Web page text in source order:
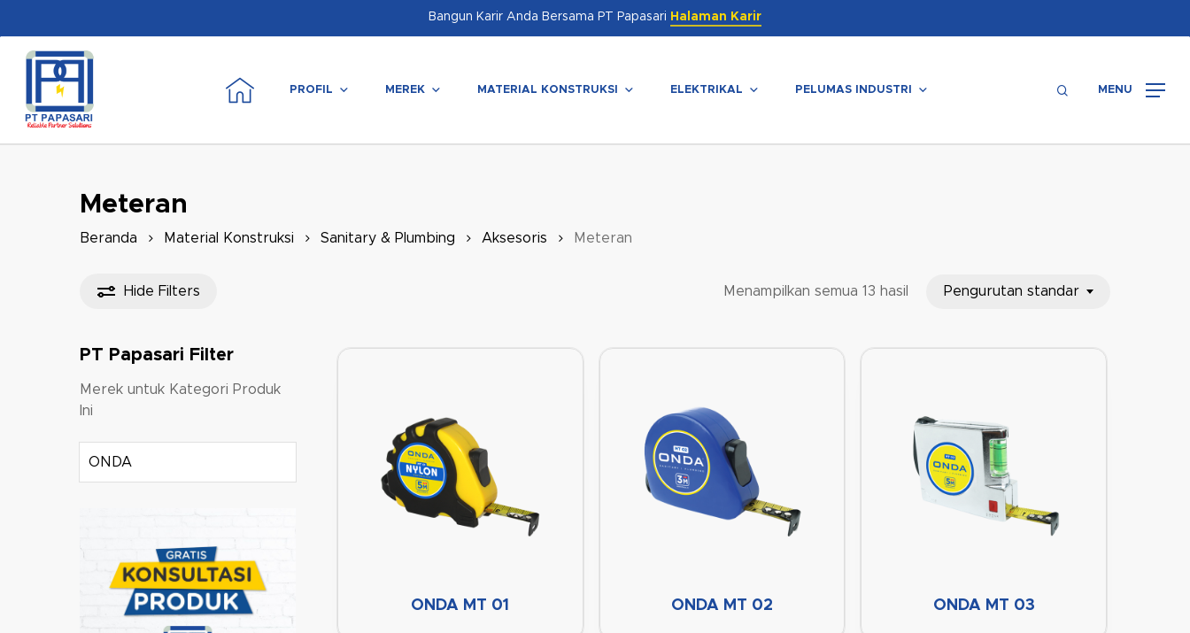
main
Bangun Karir Anda Bersama PT Papasari Halaman Karir
PROFIL MEREK MATERIAL KONSTRUKSI ELEKTRIKAL PELUMAS INDUSTRI searchMENU
Meteran
Beranda Material Konstruksi Sanitary & Plumbing Aksesoris Meteran
Hide Filters Menampilkan semua 13 hasil Pengurutan standar
PT Papasari Filter
Merek untuk Kategori Produk
Ini
ONDA
ONDA MT 01 ONDA MT 02 ONDA MT 03